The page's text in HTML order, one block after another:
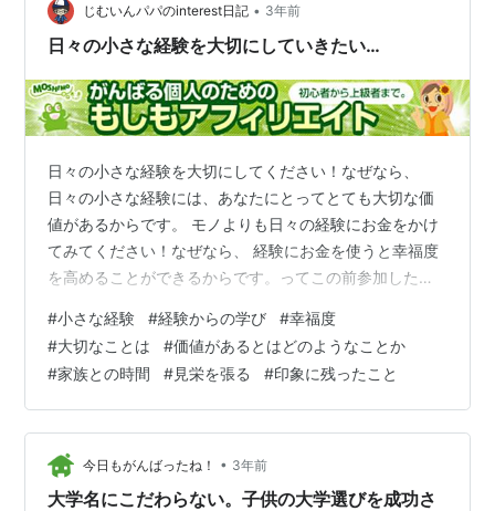
士として、私は多くの高齢者の方々から人生の教訓を学
んできました。その一つは、お金や持ち物は決し…
じむいんパパのinterest日記 • 3年前
日々の小さな経験を大切にしていきたい…
日々の小さな経験を大切にしてください！なぜなら、
日々の小さな経験には、あなたにとってとても大切な価
値があるからです。 モノよりも日々の経験にお金をかけ
てみてください！なぜなら、 経験にお金を使うと幸福度
を高めることができるからです。ってこの前参加した研
分にとって）大切な価値があるものってなんだろう…自
分は経験にお金をかけることができているだろうか…考
えるきっかけになりました。 あらためて考えてみまし
た。自分にとって大切な価値があること（大切にしてい
きたいこと）は、 ・家族や大切なひととの時間 そしても
う一つ気付かされたことが…モノばかり買う…
#小さな経験 #経験からの学び #幸福度
#大切なことは #価値があるとはどのようなことか
#家族との時間 #見栄を張る #印象に残ったこと
今日もがんばったね！ • 3年前
大学名にこだわらない。子供の大学選びを成功さ